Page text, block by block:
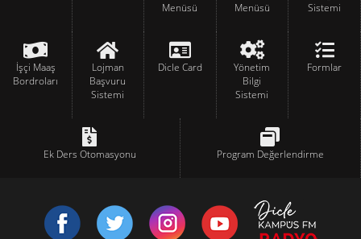
Menüsü
Menüsü
Sistemi
İşçi Maaş
Bordroları
Lojman
Başvuru
Sistemi
Dicle Card
Yönetim
Bilgi
Sistemi
Formlar
Ek Ders Otomasyonu Program Değerlendirme